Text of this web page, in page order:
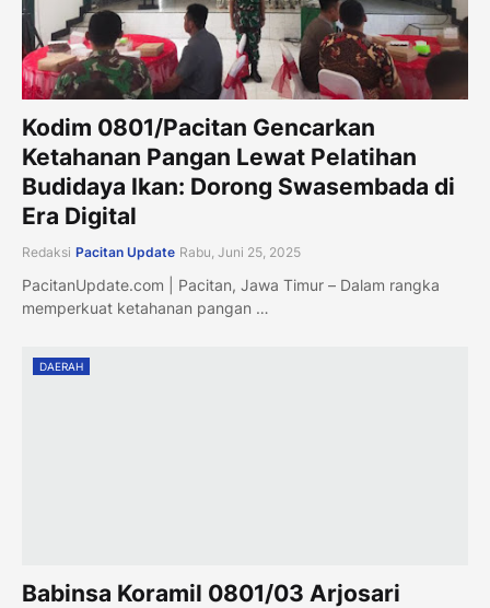
Kodim 0801/Pacitan Gencarkan
Ketahanan Pangan Lewat Pelatihan
Budidaya Ikan: Dorong Swasembada di
Era Digital
Redaksi Pacitan Update Rabu, Juni 25, 2025
PacitanUpdate.com | Pacitan, Jawa Timur – Dalam rangka
memperkuat ketahanan pangan …
DAERAH
Babinsa Koramil 0801/03 Arjosari